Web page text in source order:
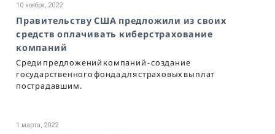
10 ноября, 2022
Правительству США предложили из своих
средств оплачивать киберстрахование
компаний
Среди предложений компаний - создание
государственного фонда для страховых выплат
пострадавшим.
1 марта, 2022